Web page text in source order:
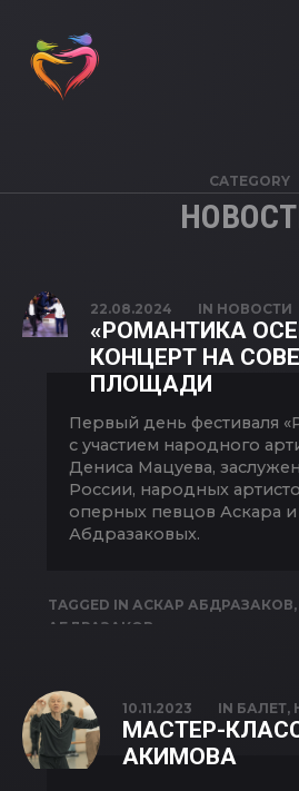
CATEGORY
22.08.2024 IN НОВОСТИ
«РОМАНТИКА
КОНЦЕРТ НА
ПЛОЩАДИ
Первый день фестиваля
с участием народного
Дениса Мацуева,
России, народных
оперных певцов Аскара
Абдразаковых.
TAGGED IN АСКАР АБДРАЗАКОВ,
АБДРАЗАКОВ
10.11.2023 IN БАЛЕТ,
МАСТЕР-
АКИМОВА